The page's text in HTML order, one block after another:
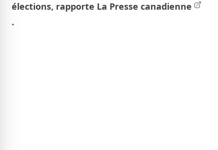
élections, rapporte La Presse canadienne
.